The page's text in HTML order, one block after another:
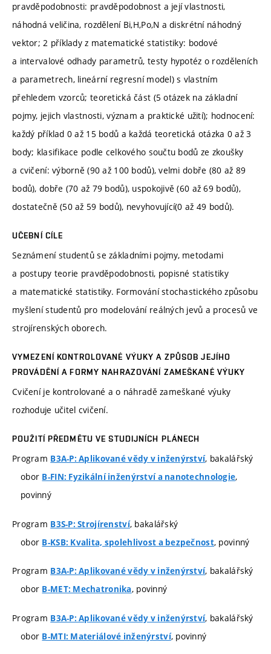
pravděpodobnosti: pravděpodobnost a její vlastnosti,
náhodná veličina, rozdělení Bi,H,Po,N a diskrétní náhodný
vektor; 2 příklady z matematické statistiky: bodové
a intervalové odhady parametrů, testy hypotéz o rozděleních
a parametrech, lineární regresní model) s vlastním
přehledem vzorců; teoretická část (5 otázek na základní
pojmy, jejich vlastnosti, význam a praktické užití); hodnocení:
každý příklad 0 až 15 bodů a každá teoretická otázka 0 až 3
body; klasifikace podle celkového součtu bodů ze zkoušky
a cvičení: výborně (90 až 100 bodů), velmi dobře (80 až 89
bodů), dobře (70 až 79 bodů), uspokojivě (60 až 69 bodů),
dostatečně (50 až 59 bodů), nevyhovující(0 až 49 bodů).
UČEBNÍ CÍLE
Seznámení studentů se základními pojmy, metodami
a postupy teorie pravděpodobnosti, popisné statistiky
a matematické statistiky. Formování stochastického způsobu
myšlení studentů pro modelování reálných jevů a procesů ve
strojírenských oborech.
VYMEZENÍ KONTROLOVANÉ VÝUKY A ZPŮSOB JEJÍHO
PROVÁDĚNÍ A FORMY NAHRAZOVÁNÍ ZAMEŠKANÉ VÝUKY
Cvičení je kontrolované a o náhradě zameškané výuky
rozhoduje učitel cvičení.
POUŽITÍ PŘEDMĚTU VE STUDIJNÍCH PLÁNECH
Program B3A-P: Aplikované vědy v inženýrství, bakalářský
obor B-FIN: Fyzikální inženýrství a nanotechnologie,
povinný
Program B3S-P: Strojírenství, bakalářský
obor B-KSB: Kvalita, spolehlivost a bezpečnost, povinný
Program B3A-P: Aplikované vědy v inženýrství, bakalářský
obor B-MET: Mechatronika, povinný
Program B3A-P: Aplikované vědy v inženýrství, bakalářský
obor B-MTI: Materiálové inženýrství, povinný